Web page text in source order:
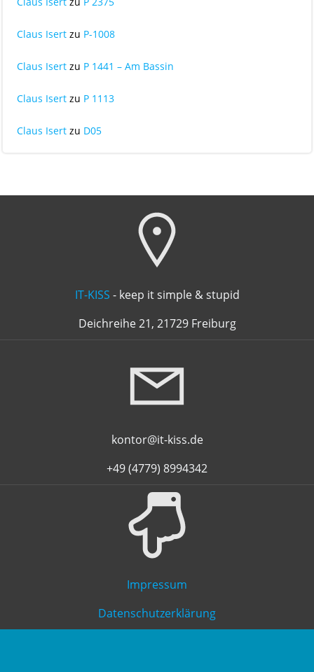
Claus Isert zu P-1008
Claus Isert zu P 1441 – Am Bassin
Claus Isert zu P 1113
Claus Isert zu D05
IT-KISS - keep it simple & stupid
Deichreihe 21, 21729 Freiburg
kontor@it-kiss.de
+49 (4779) 8994342
Impressum
Datenschutzerklärung